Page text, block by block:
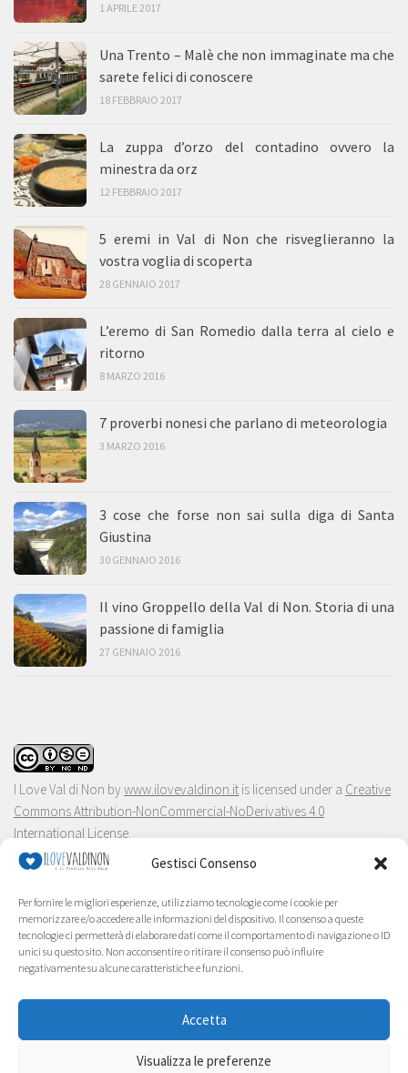
Gestisci Consenso
Per fornire le migliori esperienze, utilizziamo tecnologie come i cookie per
memorizzare e/o accedere alle informazioni del dispositivo. Il consenso a queste
tecnologie ci permetterà di elaborare dati come il comportamento di navigazione o ID
unici su questo sito. Non acconsentire o ritirare il consenso può influire
negativamente su alcune caratteristiche e funzioni.
Accetta
Visualizza le preferenze
1 APRILE 2017
Una Trento – Malè che non immaginate ma che
sarete felici di conoscere
18 FEBBRAIO 2017
La zuppa d’orzo del contadino ovvero la
minestra da orz
12 FEBBRAIO 2017
5 eremi in Val di Non che risveglieranno la
vostra voglia di scoperta
28 GENNAIO 2017
L’eremo di San Romedio dalla terra al cielo e
ritorno
8 MARZO 2016
7 proverbi nonesi che parlano di meteorologia
3 MARZO 2016
3 cose che forse non sai sulla diga di Santa
Giustina
30 GENNAIO 2016
Il vino Groppello della Val di Non. Storia di una
passione di famiglia
27 GENNAIO 2016
I Love Val di Non bywww.ilovevaldinon.it is licensed under a Creative
Commons Attribution-NonCommercial-NoDerivatives 4.0
International License.